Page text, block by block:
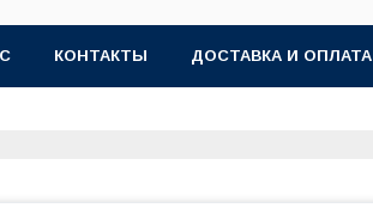
КОНТАКТЫ ДОСТАВКА И ОПЛАТА